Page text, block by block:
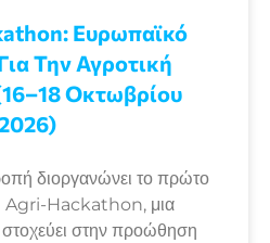
Eυρωπαϊκό
Την Αγροτική
Οκτωβρίου
διοργανώνει το πρώτο
Agri-Hackathon, μια
στην προώθηση